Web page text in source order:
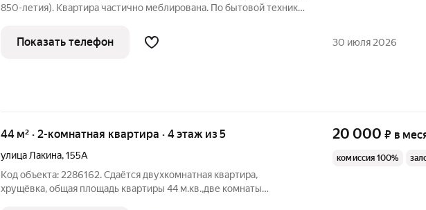
850-летия). Квартира частично меблирована. По бытовой техники
Показать телефон 30 июля 2026
44 м² · 2-комнатная квартира · 4 этаж из 5
улица Лакина,155А
Код объекта: 2286162. Сдаётся двухкомнатная квартира,
хрущёвка, общая площадь квартиры 44 м.кв.,две комнаты
20 000 ₽ в
комиссия 100%